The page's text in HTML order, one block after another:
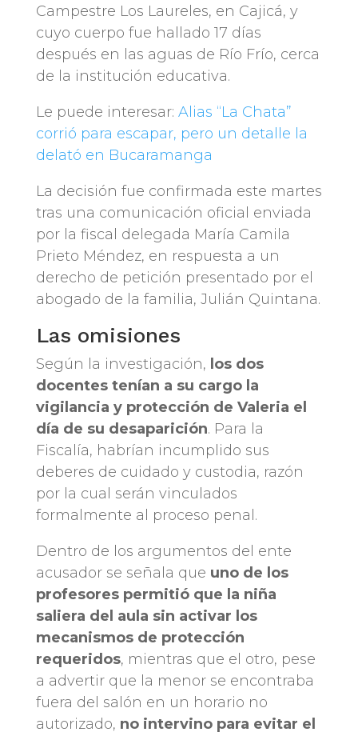
Campestre Los Laureles, en Cajicá, y
cuyo cuerpo fue hallado 17 días
después en las aguas de Río Frío, cerca
de la institución educativa.
Le puede interesar: Alias “La Chata”
corrió para escapar, pero un detalle la
delató en Bucaramanga
La decisión fue confirmada este martes
tras una comunicación oficial enviada
por la fiscal delegada María Camila
Prieto Méndez, en respuesta a un
derecho de petición presentado por el
abogado de la familia, Julián Quintana.
Las omisiones
Según la investigación, los dos
docentes tenían a su cargo la
vigilancia y protección de Valeria el
día de su desaparición. Para la
Fiscalía, habrían incumplido sus
deberes de cuidado y custodia, razón
por la cual serán vinculados
formalmente al proceso penal.
Dentro de los argumentos del ente
acusador se señala que uno de los
profesores permitió que la niña
saliera del aula sin activar los
mecanismos de protección
requeridos, mientras que el otro, pese
a advertir que la menor se encontraba
fuera del salón en un horario no
autorizado, no intervino para evitar el